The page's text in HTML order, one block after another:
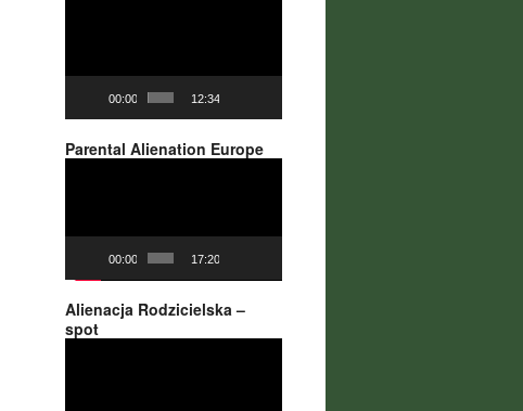
00:00 12:34
Parental Alienation Europe
00:00 17:20
Alienacja Rodzicielska –
spot